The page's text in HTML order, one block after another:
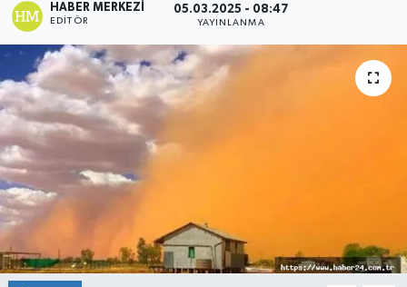
HABER MERKEZI
EDITÖR
05.03.2025 - 08:47
YAYINLANMA